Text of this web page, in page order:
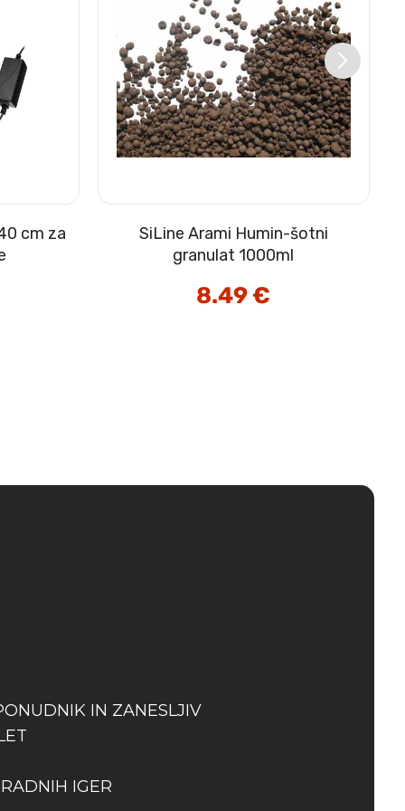
cm za
SiLine Arami Humin-šotni
granulat 1000ml
8.49€
IN ZANESLJIV
IGER